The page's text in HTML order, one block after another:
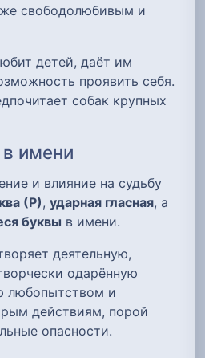
свободолюбивым и
детей, даёт им
проявить себя.
собак крупных
имени
и влияние на судьбу
(Р), ударная гласная, а
буквы в имени.
деятельную,
одарённую
любопытством и
действиям, порой
опасности.